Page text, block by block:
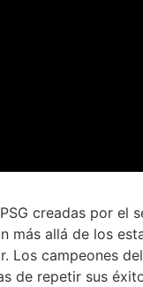
creadas por el
más allá de los
Los campeones
de repetir sus